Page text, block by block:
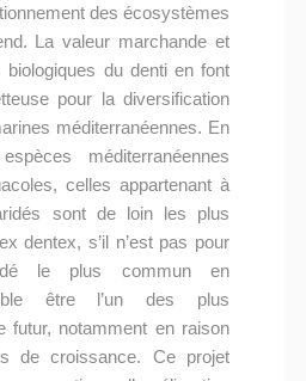
des écosystèmes
La valeur marchande et
biologiques du denti en font
pour la diversification
méditerranéennes. En
méditerranéennes
celles appartenant à
sont de loin les plus
dentex, s’il n’est pas pour
le plus commun en
être l’un des plus
futur, notamment en raison
de croissance. Ce projet